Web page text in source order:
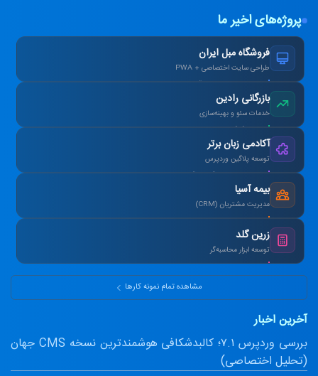
پروژه‌های اخیر ما
فروشگاه مبل ایران
طراحی سایت اختصاصی + PWA
بازرگانی رادین
خدمات سئو و بهینه‌سازی
آکادمی زبان برتر
توسعه پلاگین وردپرس
طراحی سیستم آزمون آنلاین و صدور کارنامه.
بیمه آسیا
مدیریت مشتریان (CRM)
یکپارچه‌سازی اطلاعات و اتوماسیون پیامک.
زرین گلد
توسعه ابزار محاسبه‌گر
ماشین‌حساب پیشرفته سود مرکب و طلا.
مشاهده تمام نمونه کارها
آخرین اخبار
بررسی وردپرس ۷.۱؛ کالبدشکافی هوشمندترین نسخه CMS جهان
(تحلیل اختصاصی)